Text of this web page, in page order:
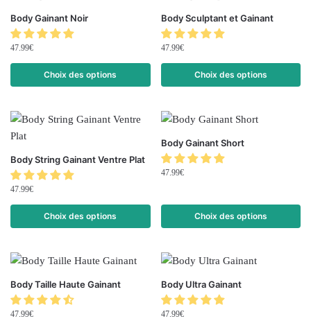
Body Gainant Noir
47.99€
Choix des options
Body Sculptant et Gainant
47.99€
Choix des options
Body String Gainant Ventre Plat
47.99€
Choix des options
Body Gainant Short
47.99€
Choix des options
Body Taille Haute Gainant
47.99€
Body Ultra Gainant
47.99€